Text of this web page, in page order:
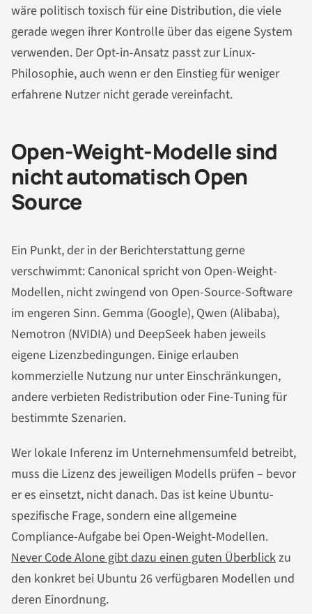
wäre politisch toxisch für eine Distribution, die viele
gerade wegen ihrer Kontrolle über das eigene System
verwenden. Der Opt-in-Ansatz passt zur Linux-
Philosophie, auch wenn er den Einstieg für weniger
erfahrene Nutzer nicht gerade vereinfacht.
Open-Weight-Modelle sind
nicht automatisch Open
Source
Ein Punkt, der in der Berichterstattung gerne
verschwimmt: Canonical spricht von Open-Weight-
Modellen, nicht zwingend von Open-Source-Software
im engeren Sinn. Gemma (Google), Qwen (Alibaba),
Nemotron (NVIDIA) und DeepSeek haben jeweils
eigene Lizenzbedingungen. Einige erlauben
kommerzielle Nutzung nur unter Einschränkungen,
andere verbieten Redistribution oder Fine-Tuning für
bestimmte Szenarien.
Wer lokale Inferenz im Unternehmensumfeld betreibt,
muss die Lizenz des jeweiligen Modells prüfen – bevor
er es einsetzt, nicht danach. Das ist keine Ubuntu-
spezifische Frage, sondern eine allgemeine
Compliance-Aufgabe bei Open-Weight-Modellen.
Never Code Alone gibt dazu einen guten Überblickzu
den konkret bei Ubuntu 26 verfügbaren Modellen und
deren Einordnung.